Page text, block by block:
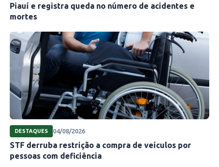
Piauí e registra queda no número de acidentes e
mortes
DESTAQUES 04/08/2026
STF derruba restrição a compra de veículos por
pessoas com deficiência